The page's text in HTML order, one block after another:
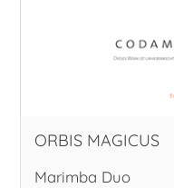
ORBIS MAGICUS
Marimba Duo